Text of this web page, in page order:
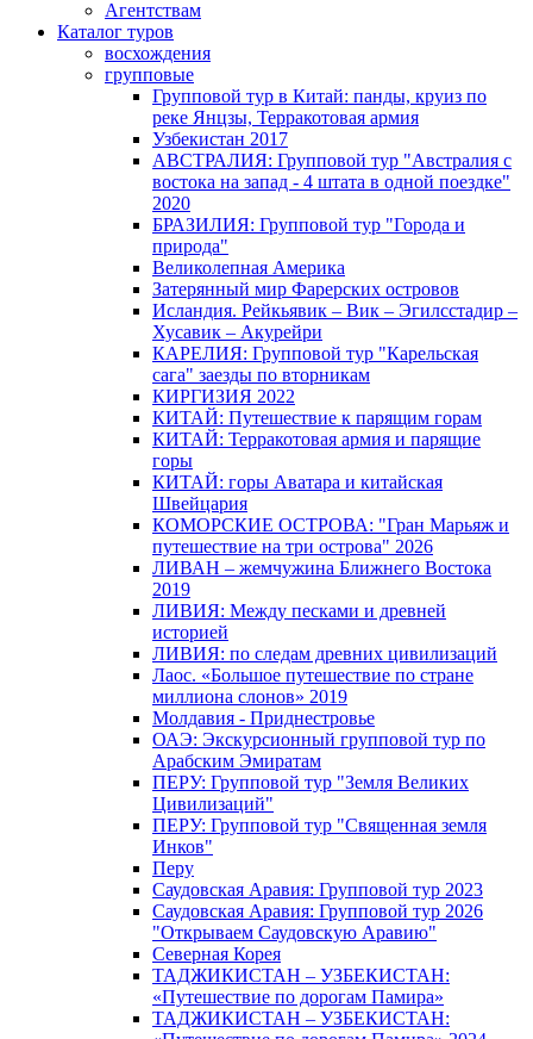
Агентствам
Каталог туров
восхождения
групповые
Групповой тур в Китай: панды, круиз по
реке Янцзы, Терракотовая армия
Узбекистан 2017
АВСТРАЛИЯ: Групповой тур "Австралия с
востока на запад - 4 штата в одной поездке"
2020
БРАЗИЛИЯ: Групповой тур "Города и
природа"
Великолепная Америка
Затерянный мир Фарерских островов
Исландия. Рейкьявик – Вик – Эгилсстадир –
Хусавик – Акурейри
КАРЕЛИЯ: Групповой тур "Карельская
сага" заезды по вторникам
КИРГИЗИЯ 2022
КИТАЙ: Путешествие к парящим горам
КИТАЙ: Терракотовая армия и парящие
горы
КИТАЙ: горы Аватара и китайская
Швейцария
КОМОРСКИЕ ОСТРОВА: "Гран Марьяж и
путешествие на три острова" 2026
ЛИВАН – жемчужина Ближнего Востока
2019
ЛИВИЯ: Между песками и древней
историей
ЛИВИЯ: по следам древних цивилизаций
Лаос. «Большое путешествие по стране
миллиона слонов» 2019
Молдавия - Приднестровье
ОАЭ: Экскурсионный групповой тур по
Арабским Эмиратам
ПЕРУ: Групповой тур "Земля Великих
Цивилизаций"
ПЕРУ: Групповой тур "Священная земля
Инков"
Перу
Саудовская Аравия: Групповой тур 2023
Саудовская Аравия: Групповой тур 2026
"Открываем Саудовскую Аравию"
Северная Корея
ТАДЖИКИСТАН – УЗБЕКИСТАН:
«Путешествие по дорогам Памира»
ТАДЖИКИСТАН – УЗБЕКИСТАН: